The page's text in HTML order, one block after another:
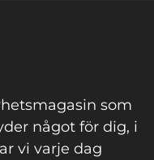
som
något för dig, i
vi varje dag